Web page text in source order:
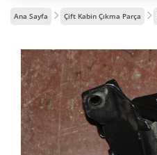
Ana Sayfa Çift Kabin Çıkma Parça